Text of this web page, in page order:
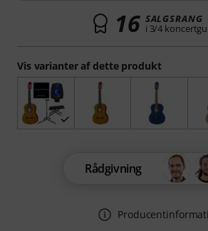
Vis varianter af dette produkt
16 SALGSRANG
i 3/4
Rådgivning